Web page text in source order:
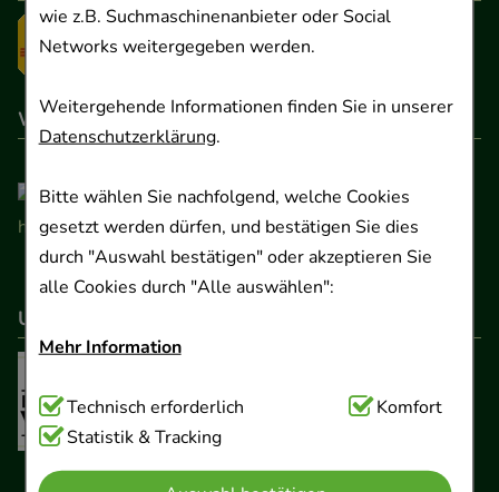
wie z.B. Suchmaschinenanbieter oder Social
Networks weitergegeben werden.
Weitergehende Informationen finden Sie in unserer
Datenschutzerklärung.
Bitte wählen Sie nachfolgend, welche Cookies
gesetzt werden dürfen, und bestätigen Sie dies
durch "Auswahl bestätigen" oder akzeptieren Sie
alle Cookies durch "Alle auswählen":
Mehr Information
Technisch Notwendig:Hierbei handelt es sich um
Cookies, die für die Grundfunktionen unserer
Website notwendig sind (z.B. Navigation,
Technisch erforderlich
Komfort
Statistik & Tracking
Wir sind hier gelistet
Unser Netzwerk